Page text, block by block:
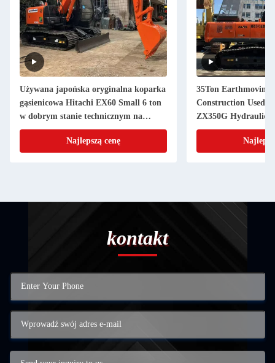
Używana japońska oryginalna koparka
gąsienicowa Hitachi EX60 Small 6 ton
w dobrym stanie technicznym na
sprzedaż
Najlepszą cenę
35Ton
Construction Used
ZX350G Hydraulic
kontakt